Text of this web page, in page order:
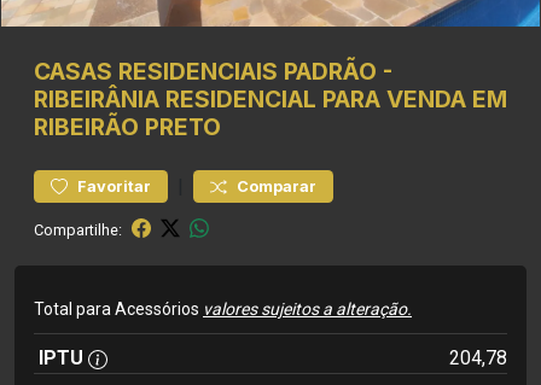
CASAS RESIDENCIAIS PADRÃO -
RIBEIRÂNIA RESIDENCIAL PARA VENDA EM
RIBEIRÃO PRETO
Favoritar Comparar
Compartilhe:
Total para Acessórios valores sujeitos a alteração.
IPTU
204,78